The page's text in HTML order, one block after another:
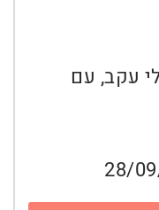
עקב, עם
28/